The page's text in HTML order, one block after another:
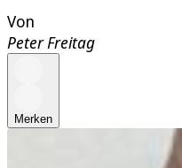
Von
Peter Freitag
Merken